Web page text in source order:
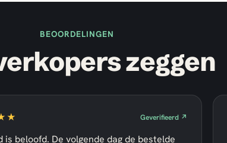
BEOORDELINGEN
zeggen
Geverifieerd ↗
is beloofd. De volgende dag de bestelde